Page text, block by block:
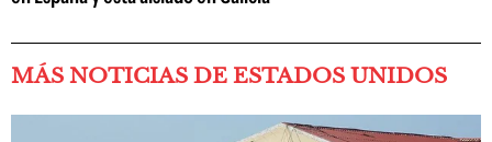
MÁS NOTICIAS DE ESTADOS UNIDOS